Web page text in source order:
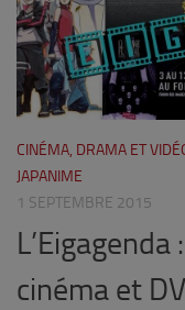
CINÉMA, DRAMA ET
JAPANIME
1 SEPTEMBRE 2015
cinéma et